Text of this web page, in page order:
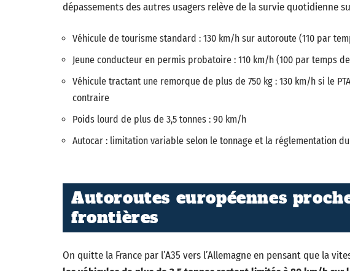
dépassements des autres usagers relève de la survie quotidienne
Véhicule de tourisme standard : 130 km/h sur autoroute (110 par
Jeune conducteur en permis probatoire : 110 km/h (100 par temps
Véhicule tractant une remorque de plus de 750 kg : 130 km/h si le
contraire
Poids lourd de plus de 3,5 tonnes : 90 km/h
Autocar : limitation variable selon le tonnage et la réglementation
Autoroutes européennes
frontières
On quitte la France par l’A35 vers l’Allemagne en pensant que la